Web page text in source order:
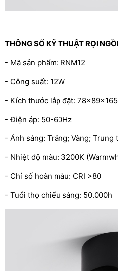
THÔNG SỐ KỸ THUẬT RỌI
- Mã sản phẩm: RNM12
- Công suất: 12W
- Kích thước lắp đặt: 78x89x165
- Điện áp: 50-60Hz
- Ánh sáng: Trắng; Vàng; Trung
- Nhiệt độ màu: 3200K
- Chỉ số hoàn màu: CRI >80
- Tuổi thọ chiếu sáng: 50.000h